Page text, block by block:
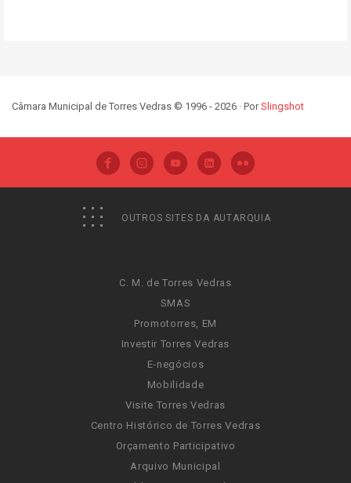
Câmara Municipal de Torres Vedras © 1996 - 2026 · PorSlingshot
OUTROS SITES DA AUTARQUIA
C. M. de Torres Vedras
SMAS
Promotorres, EM
Investir Torres Vedras
E-negócios
Mobilidade
Visite Torres Vedras
Centro Histórico de Torres Vedras
Orçamento Participativo
Arquivo Municipal